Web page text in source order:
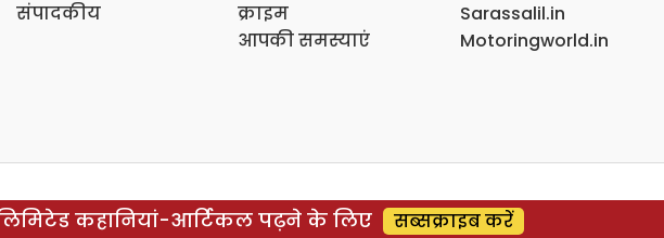
संपादकीय
क्राइम
आपकी समस्याएं
Sarassalil.in
Motoringworld.in
कहानियां-आर्टिकल पढ़ने के लिए सब्सक्राइब करें